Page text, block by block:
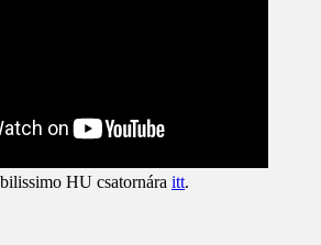
HU csatornára itt.